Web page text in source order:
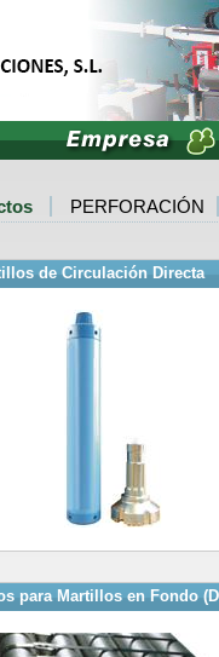
PERFORACIÓN
de Circulación Directa
para Martillos en Fondo